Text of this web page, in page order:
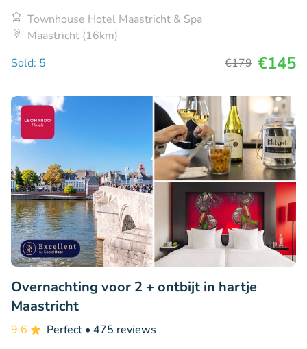
Townhouse Hotel Maastricht & Spa
Maastricht (16km)
Sold: 5
€179 €145
Overnachting voor 2 + ontbijt in hartje
Maastricht
9.6 Perfect • 475 reviews